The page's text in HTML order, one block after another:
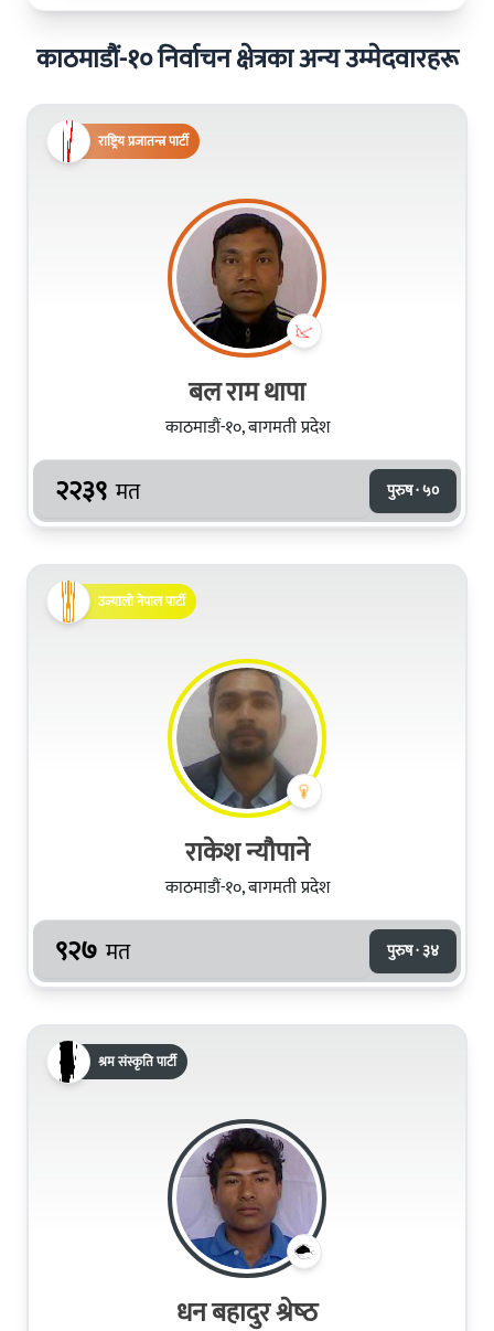
काठमाडौं-१० निर्वाचन क्षेत्रका अन्य उम्मेदवारहरू
राष्ट्रिय प्रजातन्त्र पार्टी
बल राम थापा
काठमाडौं-१०, बागमती प्रदेश
२२३९ मत पुरुष · ५०
उज्यालो नेपाल पार्टी
राकेश न्यौपाने
काठमाडौं-१०, बागमती प्रदेश
९२७ मत पुरुष · ३४
श्रम संस्कृति पार्टी
धन बहादुर श्रेष्‍ठ